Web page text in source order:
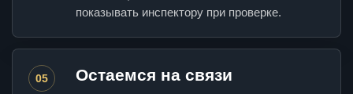
показывать инспектору при проверке.
05 Остаемся на связи